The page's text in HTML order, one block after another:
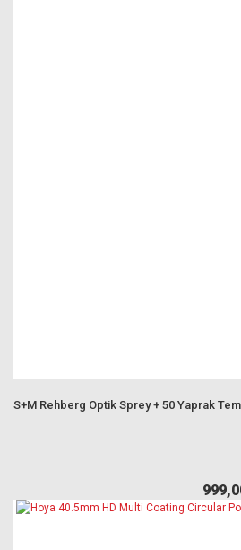
S+M Rehberg Optik Sprey + 50 Yaprak